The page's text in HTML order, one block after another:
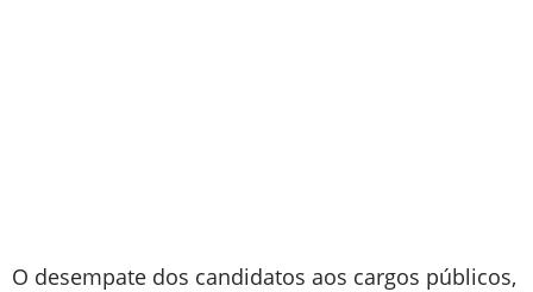
O desempate dos candidatos aos cargos públicos,